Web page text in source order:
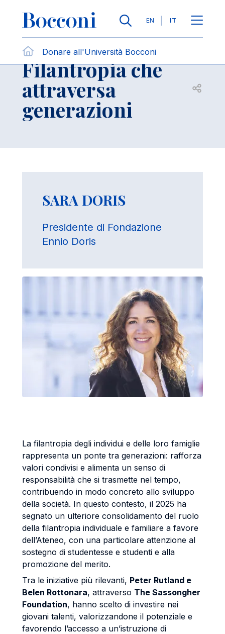
Lingue
EN IT
Donare all'Università Bocconi
Briciole di pane Contattaci
Individui
Filantropia che
attraversa
generazioni
Apri
SARA DORIS
Presidente di Fondazione
Ennio Doris
La filantropia degli individui e delle loro famiglie
rappresenta un ponte tra generazioni: rafforza
valori condivisi e alimenta un senso di
responsabilità che si trasmette nel tempo,
contribuendo in modo concreto allo sviluppo
della società. In questo contesto, il 2025 ha
segnato un ulteriore consolidamento del ruolo
della filantropia individuale e familiare a favore
dell’Ateneo, con una particolare attenzione al
sostegno di studentesse e studenti e alla
promozione del merito.
Tra le iniziative più rilevanti, Peter Rutland e
Belen Rottonara, attraverso The Sassongher
Foundation, hanno scelto di investire nei
giovani talenti, valorizzandone il potenziale e
favorendo l’accesso a un’istruzione di